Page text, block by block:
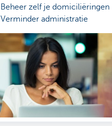
Beheer zelf je domiciliëringen
Verminder administratie